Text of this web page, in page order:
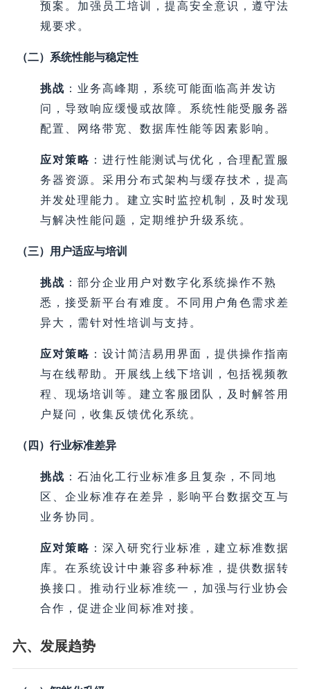
预案。加强员工培训，提高安全意识，遵守法
规要求。
（二）系统性能与稳定性
挑战 ：业务高峰期，系统可能面临高并发访
问，导致响应缓慢或故障。系统性能受服务器
配置、网络带宽、数据库性能等因素影响。
应对策略 ：进行性能测试与优化，合理配置服
务器资源。采用分布式架构与缓存技术，提高
并发处理能力。建立实时监控机制，及时发现
与解决性能问题，定期维护升级系统。
（三）用户适应与培训
挑战 ：部分企业用户对数字化系统操作不熟
悉，接受新平台有难度。不同用户角色需求差
异大，需针对性培训与支持。
应对策略 ：设计简洁易用界面，提供操作指南
与在线帮助。开展线上线下培训，包括视频教
程、现场培训等。建立客服团队，及时解答用
户疑问，收集反馈优化系统。
（四）行业标准差异
挑战 ：石油化工行业标准多且复杂，不同地
区、企业标准存在差异，影响平台数据交互与
业务协同。
应对策略 ：深入研究行业标准，建立标准数据
库。在系统设计中兼容多种标准，提供数据转
换接口。推动行业标准统一，加强与行业协会
合作，促进企业间标准对接。
六、发展趋势